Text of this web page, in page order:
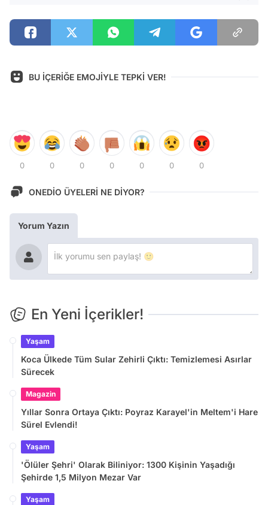
BU İÇERİĞE EMOJİYLE TEPKİ VER!
0 0 0 0 0 0 0
ONEDİO ÜYELERİ NE DİYOR?
Yorum Yazın
En Yeni İçerikler!
Yaşam
Koca Ülkede Tüm Sular Zehirli Çıktı: Temizlemesi Asırlar
Sürecek
Magazin
Yıllar Sonra Ortaya Çıktı: Poyraz Karayel'in Meltem'i Hare
Sürel Evlendi!
Yaşam
'Ölüler Şehri' Olarak Biliniyor: 1300 Kişinin Yaşadığı
Şehirde 1,5 Milyon Mezar Var
Yaşam